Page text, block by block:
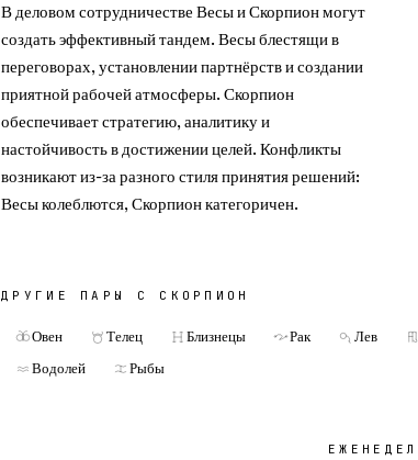
В деловом сотрудничестве Весы и Скорпион могут
создать эффективный тандем. Весы блестящи в
переговорах, установлении партнёрств и создании
приятной рабочей атмосферы. Скорпион
обеспечивает стратегию, аналитику и
настойчивость в достижении целей. Конфликты
возникают из-за разного стиля принятия решений:
Весы колеблются, Скорпион категоричен.
ДРУГИЕ ПАРЫ С СКОРПИОН
Овен Телец Близнецы Рак Лев
Водолей
Рыбы